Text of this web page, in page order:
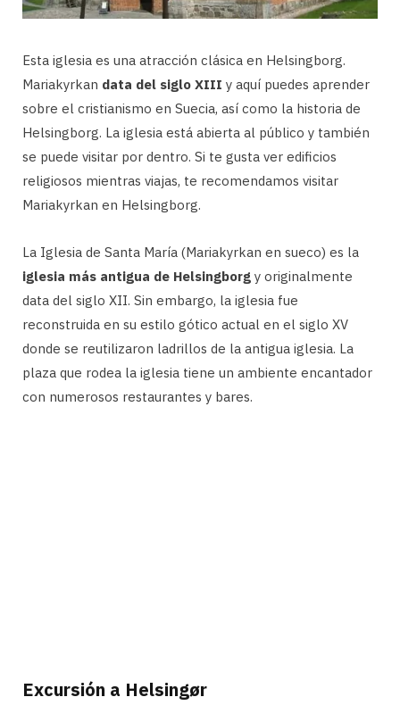
Esta iglesia es una atracción clásica en Helsingborg.
Mariakyrkan data del siglo XIII y aquí puedes aprender
sobre el cristianismo en Suecia, así como la historia de
Helsingborg. La iglesia está abierta al público y también
se puede visitar por dentro. Si te gusta ver edificios
religiosos mientras viajas, te recomendamos visitar
Mariakyrkan en Helsingborg.
La Iglesia de Santa María (Mariakyrkan en sueco) es la
iglesia más antigua de Helsingborg y originalmente
data del siglo XII. Sin embargo, la iglesia fue
reconstruida en su estilo gótico actual en el siglo XV
donde se reutilizaron ladrillos de la antigua iglesia. La
plaza que rodea la iglesia tiene un ambiente encantador
con numerosos restaurantes y bares.
Excursión a Helsingør